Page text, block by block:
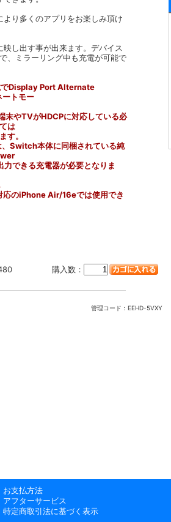
り多くのアプリをお楽しみ頂け
し出す事が出来ます。デバイス
、ミラーリング中も充電が可能で
でDisplay Port Alternate
トモー
末やTVがHDCPに対応している必
は
す。
Switch本体に同梱されている純
できる充電器が必要となりま
のiPhone Air/16eでは使用でき
購入数：
管理コード： EEHD-5VXY
お支払方法
アフターサービス
特定商取引法に基づく表示